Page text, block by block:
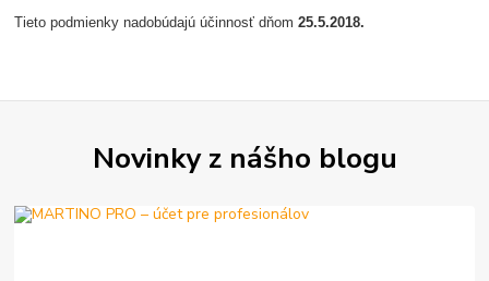
Tieto podmienky nadobúdajú účinnosť dňom25.5.2018.
Novinky z nášho blogu